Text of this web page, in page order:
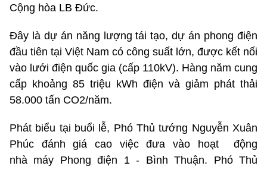
Cộng hòa LB Đức.
Đây là dự án năng lượng tái tạo, dự án phong điện
đầu tiên tại Việt Nam có công suất lớn, được kết nối
vào lưới điện quốc gia (cấp 110kV). Hàng năm cung
cấp khoảng 85 triệu kWh điện và giảm phát thải
58.000 tấn CO2/năm.
Phát biểu tại buổi lễ, Phó Thủ tướng Nguyễn Xuân
Phúc đánh giá cao việc đưa vào hoạt động
nhà máy Phong điện 1 - Bình Thuận. Phó Thủ